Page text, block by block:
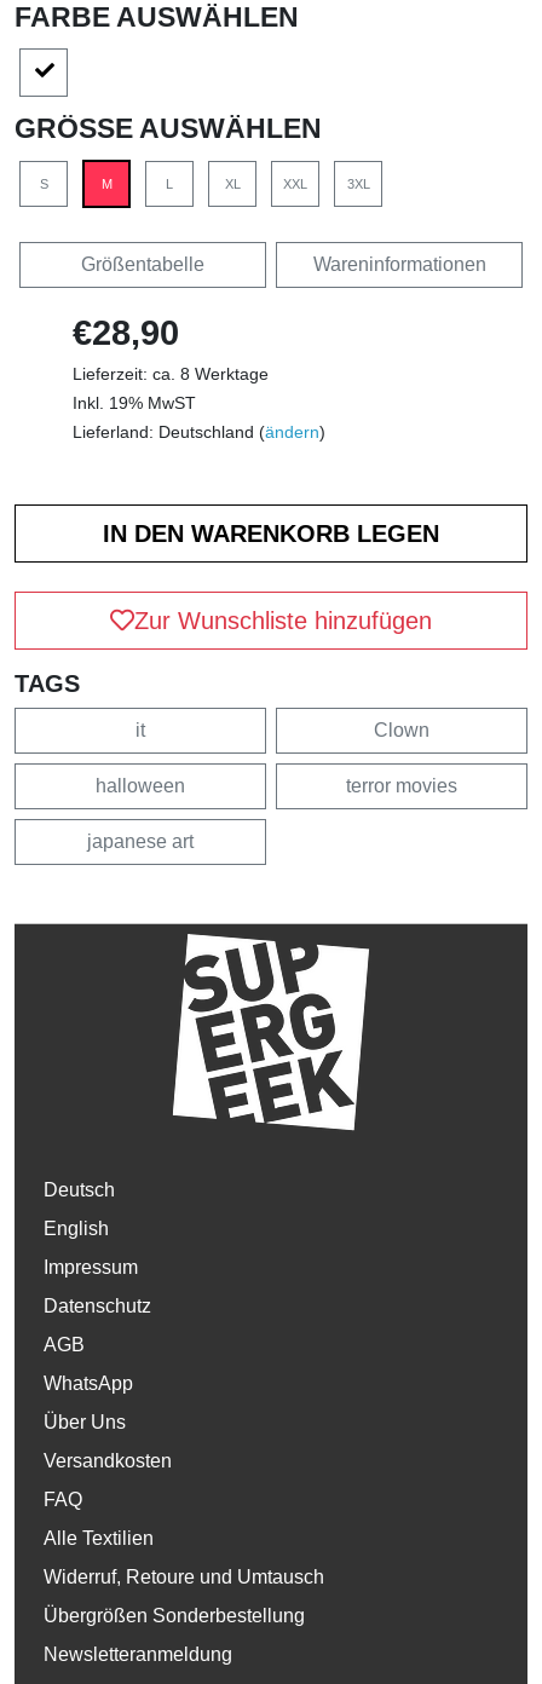
FARBE AUSWÄHLEN
GRÖSSE AUSWÄHLEN
S M XL XXL 3XL
Größentabelle Wareninformationen
€28,90
Lieferzeit: ca. 8 Werktage
Inkl. 19% MwST
Lieferland: Deutschland (ändern)
Zur Wunschliste hinzufügen
TAGS
it Clown
halloween terror movies
japanese art
Deutsch
English
Impressum
Datenschutz
AGB
WhatsApp
Über Uns
Versandkosten
FAQ
Alle Textilien
Widerruf, Retoure und Umtausch
Übergrößen Sonderbestellung
Newsletteranmeldung